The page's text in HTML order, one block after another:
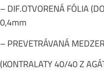
– DIF.OTVORENÁ FÓLIA
0,4mm
– PREVETRÁVANÁ
(KONTRALATY 40/40 Z